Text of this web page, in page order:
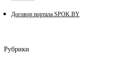
Договор портала SPOK.BY
Рубрики